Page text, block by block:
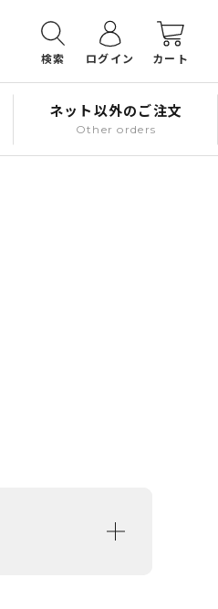
検索 ログイン カート
ネット以外のご注文
Other orders